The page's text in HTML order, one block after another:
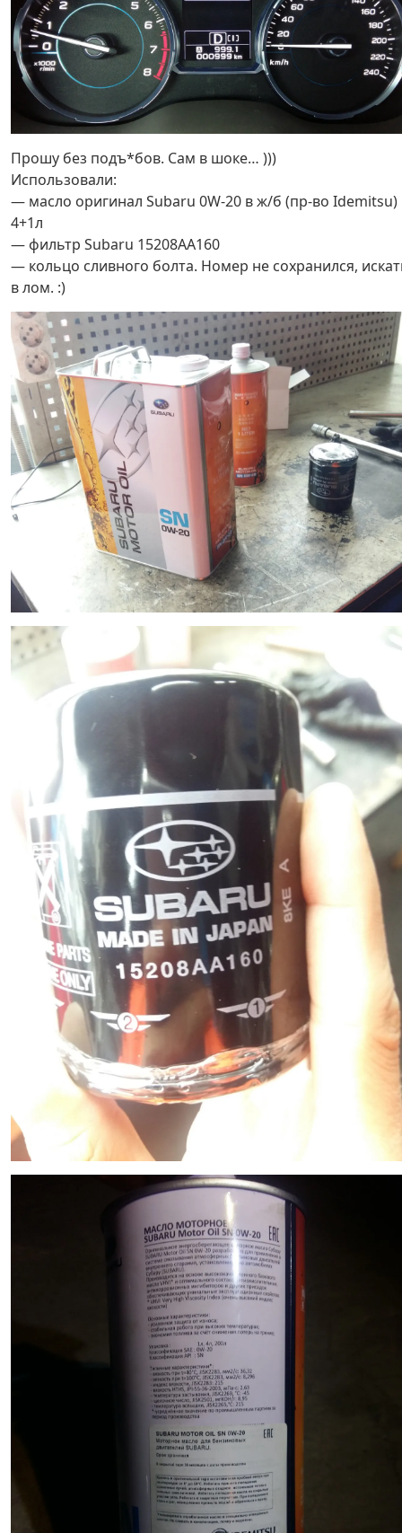
Прошу без подъ*бов. Сам в шоке… )))
Использовали:
— масло оригинал Subaru 0W-20 в ж/б (пр-во Idemitsu)
4+1л
— фильтр Subaru 15208AA160
— кольцо сливного болта. Номер не сохранился,
в лом. :)